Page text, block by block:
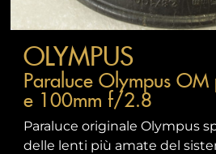
OLYMPUS
Paraluce Olympus
e 100mm f/2.8
Paraluce originale Olympus
delle lenti più amate del